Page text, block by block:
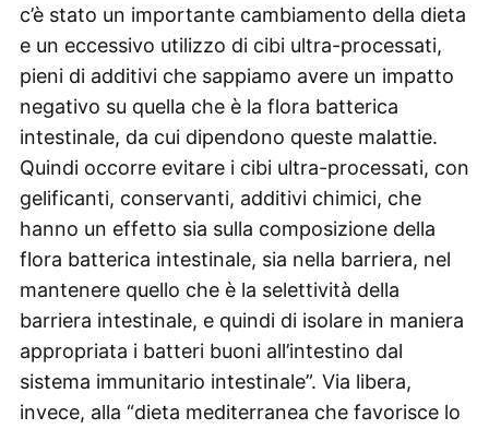
c’è stato un importante cambiamento della dieta
e un eccessivo utilizzo di cibi ultra-processati,
pieni di additivi che sappiamo avere un impatto
negativo su quella che è la flora batterica
intestinale, da cui dipendono queste malattie.
Quindi occorre evitare i cibi ultra-processati, con
gelificanti, conservanti, additivi chimici, che
hanno un effetto sia sulla composizione della
flora batterica intestinale, sia nella barriera, nel
mantenere quello che è la selettività della
barriera intestinale, e quindi di isolare in maniera
appropriata i batteri buoni all’intestino dal
sistema immunitario intestinale”. Via libera,
invece, alla “dieta mediterranea che favorisce lo